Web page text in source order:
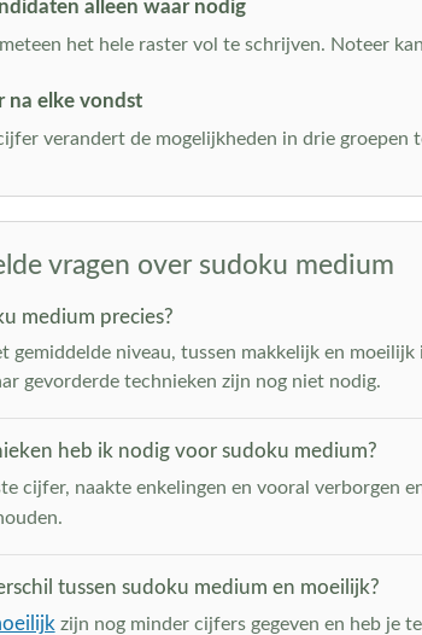
alleen waar nodig
het hele raster vol te schrijven. Noteer
na elke vondst
verandert de mogelijkheden in drie
vragen over sudoku medium
medium precies?
gemiddelde niveau, tussen makkelijk en
gevorderde technieken zijn nog niet nodig.
heb ik nodig voor sudoku medium?
cijfer, naakte enkelingen en vooral verborgen
tussen sudoku medium en moeilijk?
zijn nog minder cijfers gegeven en heb je